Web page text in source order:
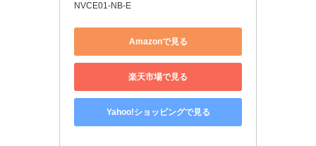
NVCE01-NB-E
Amazonで見る
楽天市場で見る
Yahoo!ショッピングで見る